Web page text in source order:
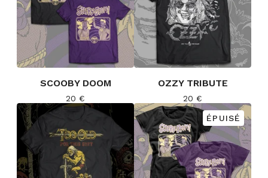
SCOOBY DOOM
20 €
OZZY TRIBUTE
20 €
ÉPUISÉ